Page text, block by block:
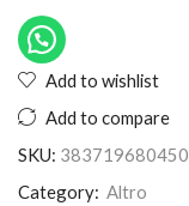
Add to wishlist
Add to compare
SKU: 383719680450
Category: Altro